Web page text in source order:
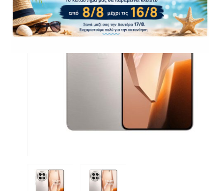
CASE FANS
LIQUID COOLERS
ΠΡΟΣΩΠΙΚΗ ΦΡΟΝΤΙΔΑ